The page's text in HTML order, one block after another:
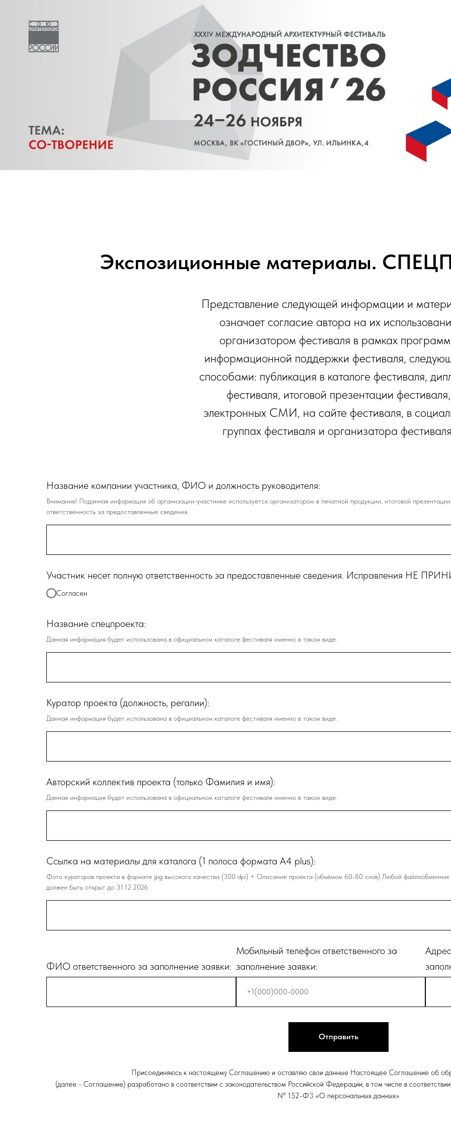
Экспозиционные материалы.
Представление следующей информации и
означает согласие автора на их
организатором фестиваля в рамках
информационной поддержки фестиваля,
способами: публикация в каталоге фестиваля,
фестиваля, итоговой презентации фестиваля,
электронных СМИ, на сайте фестиваля, в
группах фестиваля и организатора
Название компании участника, ФИО и должность руководителя:
Внимание! Поданная информация об организации-участнике используется организатором в печатной продукции, итоговой
ответственность за предоставленные сведения.
Участник несет полную ответственность за предоставленные сведения. Исправления НЕ
Согласен
Название спецпроекта:
Данная информация будет использована в официальном каталоге фестиваля именно в таком виде.
Куратор проекта (должность, регалии):
Данная информация будет использована в официальном каталоге фестиваля именно в таком виде.
Авторский коллектив проекта (только Фамилия и имя):
Данная информация будет использована в официальном каталоге фестиваля именно в таком виде.
Ссылка на материалы для каталога (1 полоса формата А4 plus):
Фото кураторов проекта в формате jpg высокого качества (300 dpi) + Описание проекта (объёмом 60-80 слов) Любой
должен быть открыт до 31.12.2026
ФИО ответственного за заполнение заявки:
Мобильный телефон ответственного за
заполнение заявки:
+7
Отправить
Присоединяюсь к настоящему Соглашению и оставляю свои данные Настоящее Соглашение об
(далее - Соглашение) разработано в соответствии с законодательством Российской Федерации, в том числе в
Nº 152-Ф3 «О персональных данных»